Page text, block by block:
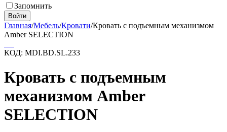
Запомнить
Войти
Главная/Мебель/Кровати/Кровать с подъемным механизмом
Amber SELECTION
КОД: MDI.BD.SL.233
Кровать с подъемным
механизмом Amber
SELECTION